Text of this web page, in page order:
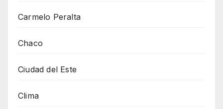
Carmelo Peralta
Chaco
Ciudad del Este
Clima